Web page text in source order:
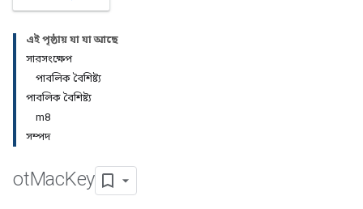
এই পৃষ্ঠায় যা যা আছে
সারসংক্ষেপ
পাবলিক বৈশিষ্ট্য
পাবলিক বৈশিষ্ট্য
m8
সম্পদ
otMacKey